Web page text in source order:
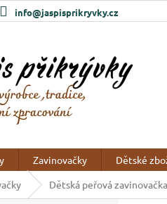
info@jaspisprikryvky.cz
Zavinovačky Dětské
Dětská peřová